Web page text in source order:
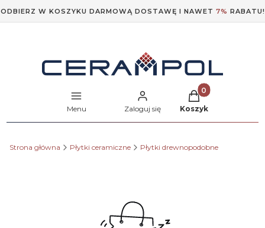
ODBIERZ W KOSZYKU DARMOWĄ DOSTAWĘ I NAWET 7% RABATU!
Menu Zaloguj się
Produkty w
Koszyk
Strona główna Płytki ceramiczne Płytki drewnopodobne